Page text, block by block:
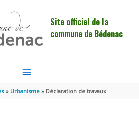
Site officiel de la
commune de Bédenac
MENU
PRINCIPAL
Urbanisme Déclaration de travaux